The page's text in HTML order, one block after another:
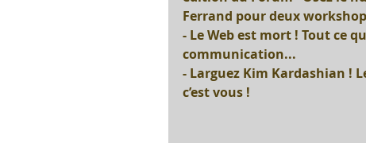
Ferrand pour deux
- Le Web est mort ! Tout ce
communication...
- Larguez Kim Kardashian !
c’est vous !